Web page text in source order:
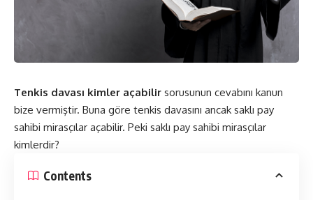
Tenkis davası kimler açabilir sorusunun cevabını kanun
bize vermiştir. Buna göre tenkis davasını ancak saklı pay
sahibi mirasçılar açabilir. Peki saklı pay sahibi mirasçılar
kimlerdir?
Contents